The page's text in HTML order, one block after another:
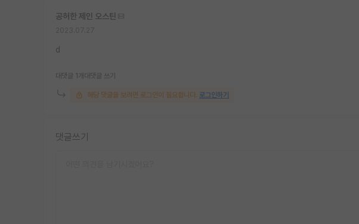
공허한 제인 오스틴
d
대댓글 1개 대댓글 쓰기
해당 댓글을 보려면 로그인이 필요합니다. 로그인하기
댓글쓰기